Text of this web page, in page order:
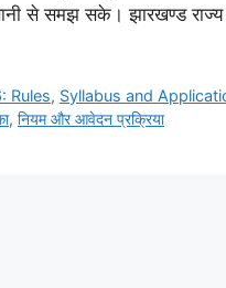
से समझ सके। झारखण्ड राज्य
Rules, Syllabus and
, नियम और आवेदन प्रक्रिया